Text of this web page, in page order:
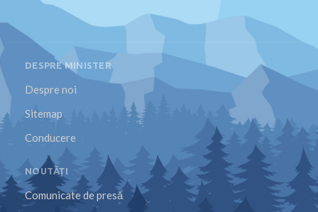
DESPRE MINISTER
Despre noi
Sitemap
Conducere
NOUTĂȚI
Comunicate de presă